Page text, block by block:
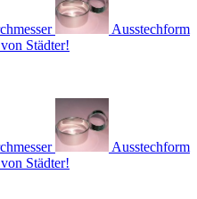
Ausstechform
Städter!
Ausstechform
Städter!